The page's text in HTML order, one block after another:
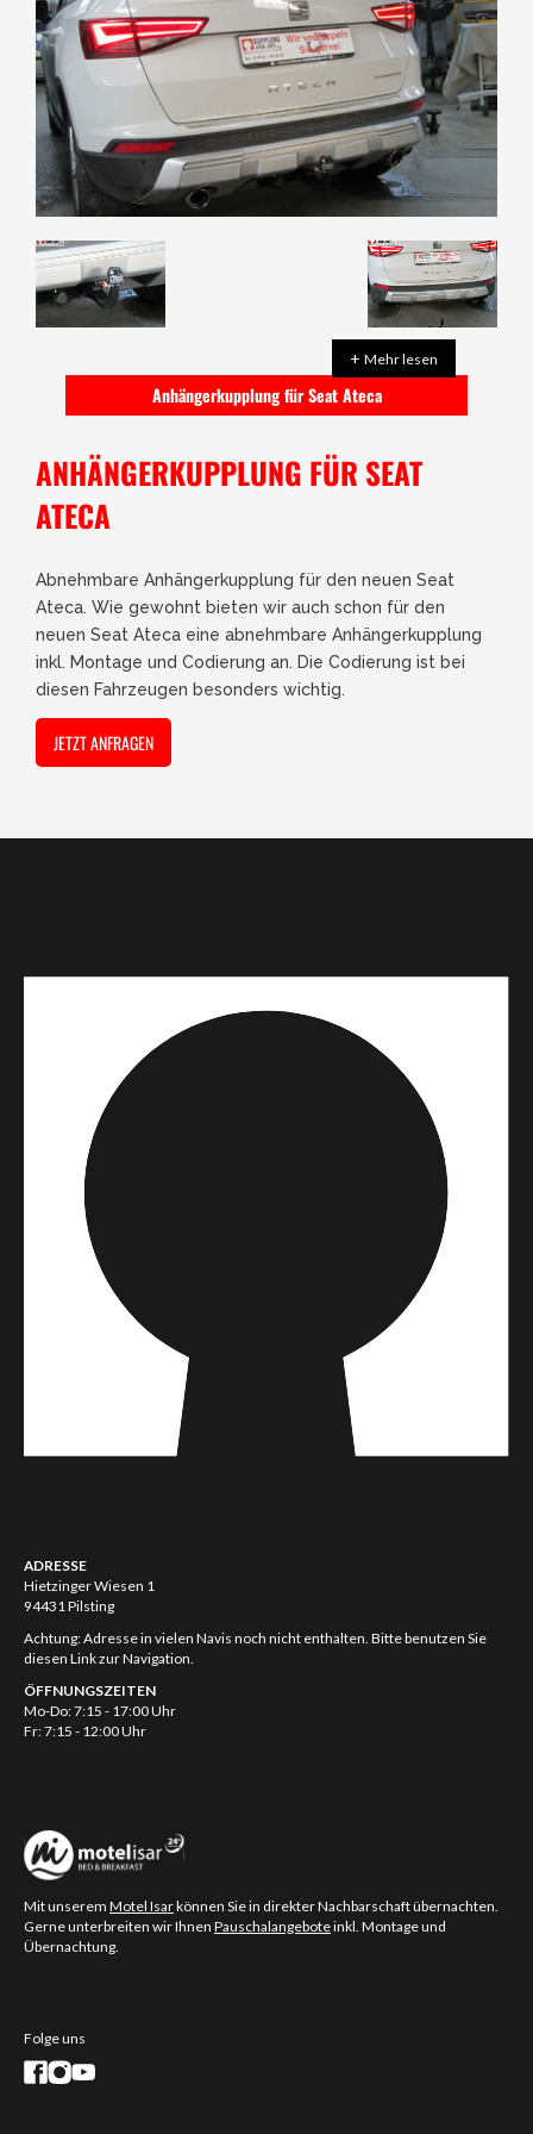
+ Mehr lesen
Anhängerkupplung für Seat Ateca
ANHÄNGERKUPPLUNG FÜR SEAT
ATECA
Abnehmbare Anhängerkupplung für den neuen Seat
Ateca. Wie gewohnt bieten wir auch schon für den
neuen Seat Ateca eine abnehmbare Anhängerkupplung
inkl. Montage und Codierung an. Die Codierung ist bei
diesen Fahrzeugen besonders wichtig.
JETZT ANFRAGEN
ADRESSE
Hietzinger Wiesen 1
94431 Pilsting
Achtung: Adresse in vielen Navis noch nicht enthalten. Bitte benutzen Sie
diesen Link zur Navigation.
ÖFFNUNGSZEITEN
Mo-Do: 7:15 - 17:00 Uhr
Fr: 7:15 - 12:00 Uhr
Mit unserem Motel Isarkönnen Sie in direkter Nachbarschaft übernachten.
Gerne unterbreiten wir Ihnen Pauschalangeboteinkl. Montage und
Übernachtung.
Folge uns